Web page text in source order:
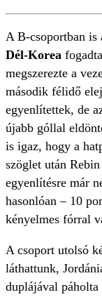
A B-csoportban is
Dél-Korea fogadta
megszerezte a
második félidő
egyenlítettek, de
újabb góllal
is igaz, hogy a
szöglet után
egyenlítésre már
hasonlóan – 10
kényelmes fórral
A csoport utolsó
láthattunk,
duplájával